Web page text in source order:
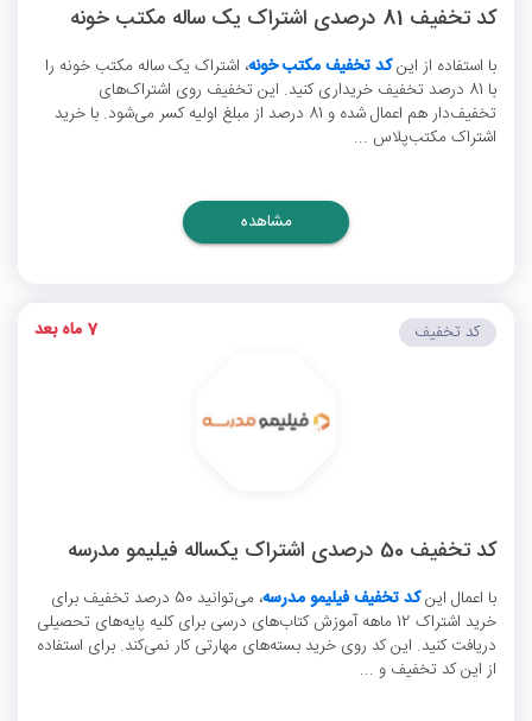
کد تخفیف 81 درصدی اشتراک یک ساله مکتب خونه
با استفاده از اینکد تخفیف مکتب خونه، اشتراک یک ساله مکتب خونه را
با 81 درصد تخفیف خریداری کنید. این تخفیف روی اشتراک‌های
تخفیف‌دار هم اعمال شده و 81 درصد از مبلغ اولیه کسر می‌شود. با خرید
اشتراک مکتب‌پلاس ...
مشاهده
کد تخفیف 50 درصدی اشتراک یکساله فیلیمو مدرسه
با اعمال اینکد تخفیف فیلیمو مدرسه
، می‌توانید 50 درصد تخفیف برای
خرید اشتراک 12 ماهه آموزش کتاب‌های درسی برای کلیه پایه‌های تحصیلی
دریافت کنید. این کد روی خرید بسته‌های مهارتی کار نمی‌کند. برای استفاده
از این کد تخفیف و ...
کد تخفیف 7 ماه بعد